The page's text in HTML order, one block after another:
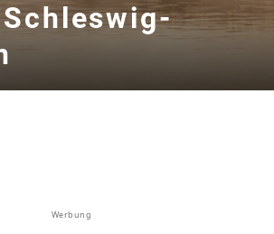
Werbung